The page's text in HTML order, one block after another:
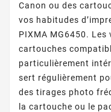
Canon ou des
vos habitudes
PIXMA MG6450. Les
cartouches
particulièrement
sert régulièrement
des tirages photo
la cartouche ou le